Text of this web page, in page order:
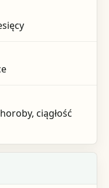
ciągłość